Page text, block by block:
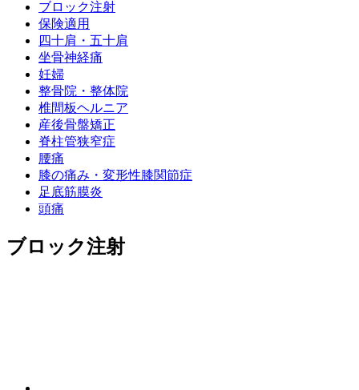
ブロック注射
保険適用
四十肩・五十肩
坐骨神経痛
妊婦
整骨院・整体院
椎間板ヘルニア
産後骨盤矯正
脊柱管狭窄症
腰痛
膝の痛み・変形性膝関節症
足底筋膜炎
頭痛
ブロック注射